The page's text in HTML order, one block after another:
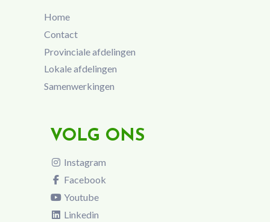
Home
Contact
Provinciale afdelingen
Lokale afdelingen
Samenwerkingen
VOLG ONS
Instagram
Facebook
Youtube
Linkedin